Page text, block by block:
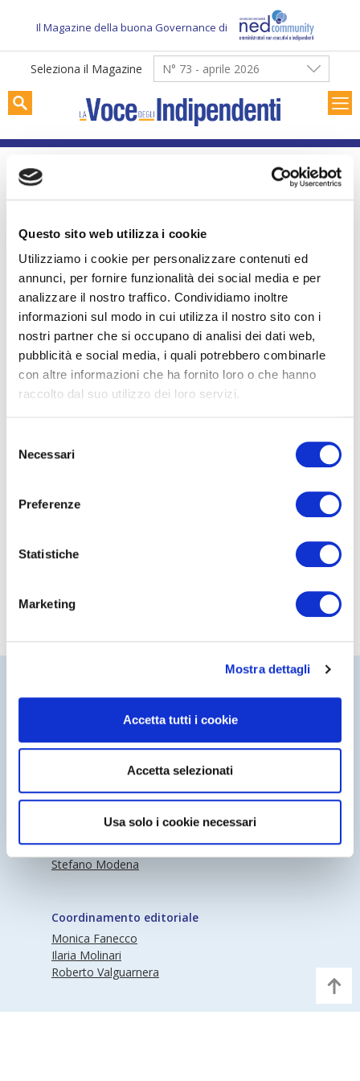
Questo sito web utilizza i cookie
Utilizziamo i cookie per personalizzare contenuti ed
annunci, per fornire funzionalità dei social media e per
analizzare il nostro traffico. Condividiamo inoltre
informazioni sul modo in cui utilizza il nostro sito con i
nostri partner che si occupano di analisi dei dati web,
pubblicità e social media, i quali potrebbero combinarle
con altre informazioni che ha fornito loro o che hanno
raccolto dal suo utilizzo dei loro servizi.
delNecessari
Preferenze
Statistiche
Marketing
Mostra dettagli
Accetta tutti i cookie
Accetta selezionati
Usa solo i cookie necessari
content
Il Magazine della buona Governance di
Seleziona il Magazine N° 73 - aprile 2026
Riccardo Bua Odetti, Partner PwC
10/02/2025
Periodico Nedcommunity Reg. Tribunale di
Nedcommunity
Direttore responsabile
Stefano Modena
Coordinamento editoriale
Monica Fanecco
Ilaria Molinari
Roberto Valguarnera